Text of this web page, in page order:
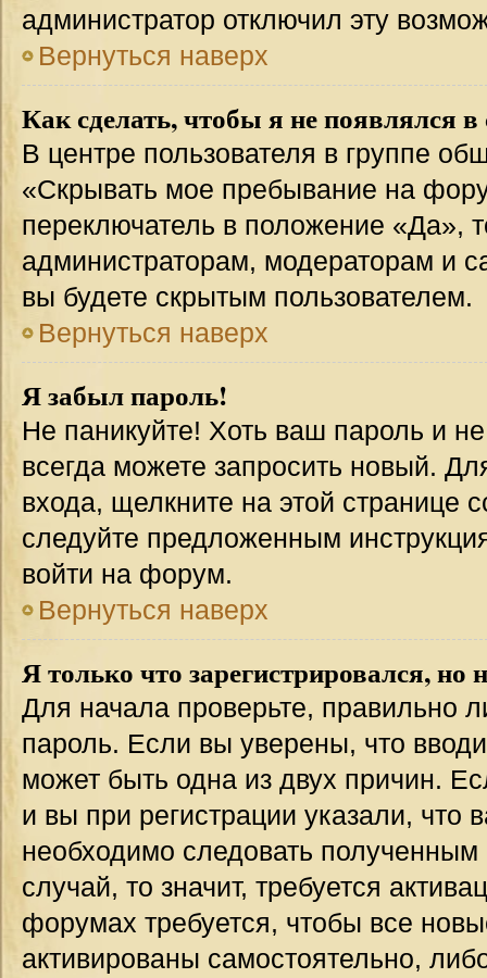
администратор отключил эту
Вернуться наверх
Как сделать, чтобы я не появлялся
В центре пользователя в группе
«Скрывать мое пребывание на
переключатель в положение «Да»,
администраторам, модераторам и
вы будете скрытым пользователем.
Вернуться наверх
Я забыл пароль!
Не паникуйте! Хоть ваш пароль и
всегда можете запросить новый.
входа, щелкните на этой странице
следуйте предложенным
войти на форум.
Вернуться наверх
Я только что зарегистрировался, но
Для начала проверьте, правильно
пароль. Если вы уверены, что
может быть одна из двух причин.
и вы при регистрации указали, что
необходимо следовать
случай, то значит, требуется
форумах требуется, чтобы все
активированы самостоятельно,